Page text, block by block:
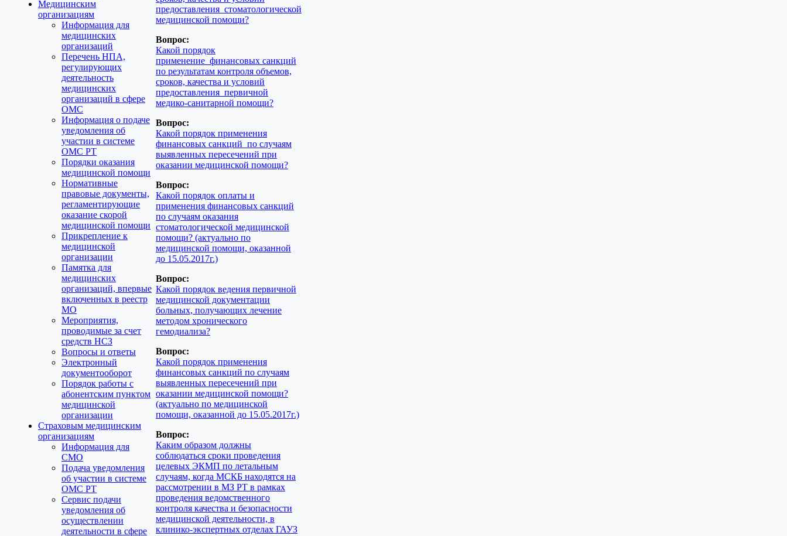
Медицинским
организациям
Информация для
медицинских
организаций
Перечень НПА,
регулирующих
деятельность
медицинских
организаций в сфере
ОМС
Информация о подаче
уведомления об
участии в системе
ОМС РТ
Порядки оказания
медицинской помощи
Нормативные
правовые документы,
регламентирующие
оказание скорой
медицинской помощи
Прикрепление к
медицинской
организации
Памятка для
медицинских
организаций, впервые
включенных в реестр
МО
Мероприятия,
проводимые за счет
средств НСЗ
Вопросы и ответы
Электронный
документооборот
Порядок работы с
абонентским пунктом
медицинской
организации
Страховым медицинским
организациям
Информация для
СМО
Подача уведомления
об участии в системе
ОМС РТ
Сервис подачи
уведомления об
осуществлении
деятельности в сфере
предоставления стоматологической
медицинской помощи?
Вопрос:
Какой порядок
применение финансовых санкций
по результатам контроля объемов,
сроков, качества и условий
предоставления первичной
медико-санитарной помощи?
Вопрос:
Какой порядок применения
финансовых санкций по случаям
выявленных пересечений при
оказании медицинской помощи?
Вопрос:
Какой порядок оплаты и
применения финансовых санкций
по случаям оказания
стоматологической медицинской
помощи? (актуально по
медицинской помощи, оказанной
до 15.05.2017г.)
Вопрос:
Какой порядок ведения первичной
медицинской документации
больных, получающих лечение
методом хронического
гемодиализа?
Вопрос:
Какой порядок применения
финансовых санкций по случаям
выявленных пересечений при
оказании медицинской помощи?
(актуально по медицинской
помощи, оказанной до 15.05.2017г.)
Вопрос:
Каким образом должны
соблюдаться сроки проведения
целевых ЭКМП по летальным
случаям, когда МСКБ находятся на
рассмотрении в МЗ РТ в рамках
проведения ведомственного
контроля качества и безопасности
медицинской деятельности, в
клинико-экспертных отделах ГАУЗ